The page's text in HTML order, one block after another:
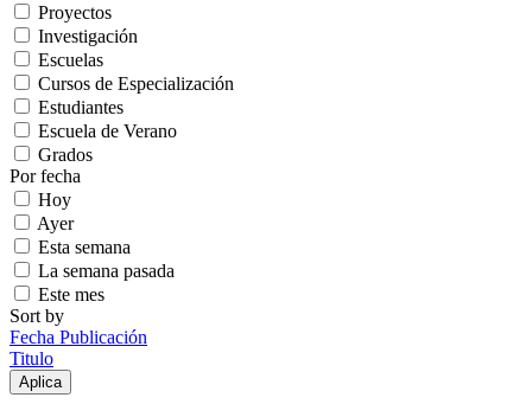
Proyectos
Investigación
Escuelas
Cursos de Especialización
Estudiantes
Escuela de Verano
Grados
Por fecha
Hoy
Ayer
Esta semana
La semana pasada
Este mes
Sort by
Fecha Publicación
Titulo